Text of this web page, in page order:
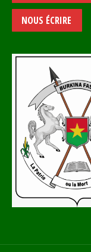
NOUS ÉCRIRE